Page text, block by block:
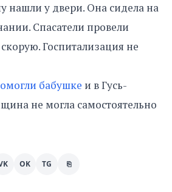
у двери. Она сидела на
Спасатели провели
Госпитализация не
бабушке и в Гусь-
не могла самостоятельно
OK TG ⎘